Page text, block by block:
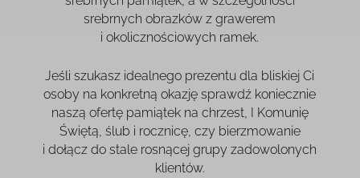
srebrnych obrazków z grawerem
i okolicznościowych ramek.
Jeśli szukasz idealnego prezentu dla bliskiej Ci
osoby na konkretną okazję sprawdź koniecznie
naszą ofertę pamiątek na chrzest, I Komunię
Świętą, ślub i rocznicę, czy bierzmowanie
i dołącz do stale rosnącej grupy zadowolonych
klientów.